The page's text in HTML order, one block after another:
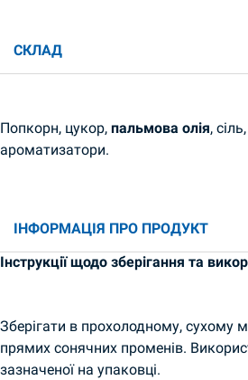
СКЛАД
Попкорн, цукор, пальмова олія,
ароматизатори.
ІНФОРМАЦІЯ ПРО ПРОДУКТ
Інструкції щодо зберігання та
Зберігати в прохолодному, сухому
прямих сонячних променів.
зазначеної на упаковці.